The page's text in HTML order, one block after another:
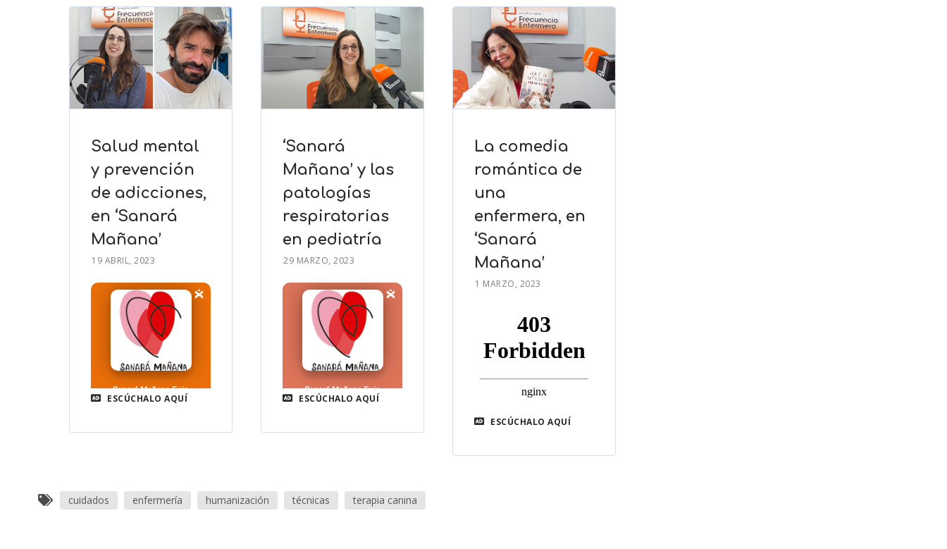
Salud mental
y prevención
de adicciones,
en ‘Sanará
Mañana’
19 ABRIL, 2023
ESCÚCHALO AQUÍ
‘Sanará
Mañana’ y las
patologías
respiratorias
en pediatría
29 MARZO, 2023
ESCÚCHALO AQUÍ
La comedia
romántica de
una
enfermera, en
‘Sanará
Mañana’
1 MARZO, 2023
ESCÚCHALO AQUÍ
cuidados enfermería humanización técnicas terapia canina